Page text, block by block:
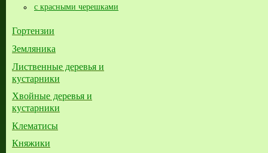
с красными черешками
Гортензии
Земляника
Лиственные деревья и
кустарники
Хвойные деревья и
кустарники
Клематисы
Княжики